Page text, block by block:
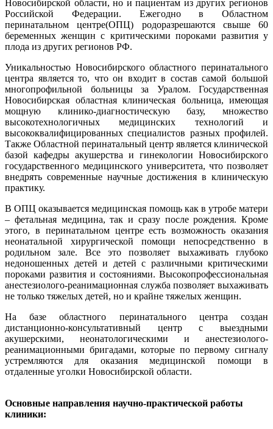
Новосибирской области, но и пациентам из других регионов
Российской Федерации. Ежегодно в Областном
перинатальном центре(ОПЦ) родоразрешаются свыше 60
беременных женщин с критическими пороками развития у
плода из других регионов РФ.
Уникальностью Новосибирского областного перинатального
центра является то, что он входит в состав самой большой
многопрофильной больницы за Уралом. Государственная
Новосибирская областная клиническая больница, имеющая
мощную клинико-диагностическую базу, множество
высокотехнологичных медицинских технологий и
высококвалифицированных специалистов разных профилей.
Также Областной перинатальный центр является клинической
базой кафедры акушерства и гинекологии Новосибирского
государственного медицинского университета, что позволяет
внедрять современные научные достижения в клиническую
практику.
В ОПЦ оказывается медицинская помощь как в утробе матери
– фетальная медицина, так и сразу после рождения. Кроме
этого, в перинатальном центре есть возможность оказания
неонатальной хирургической помощи непосредственно в
родильном зале. Все это позволяет выхаживать глубоко
недоношенных детей и детей с различными критическими
пороками развития и состояниями. Высокопрофессиональная
анестезиолого-реанимационная служба позволяет выхаживать
не только тяжелых детей, но и крайне тяжелых женщин.
На базе областного перинатального центра создан
дистанционно-консультативный центр с выездными
акушерскими, неонатологическими и анестезиолого-
реанимационными бригадами, которые по первому сигналу
устремляются для оказания медицинской помощи в
отдаленные уголки Новосибирской области.
Основные направления научно-практической работы
клиники: